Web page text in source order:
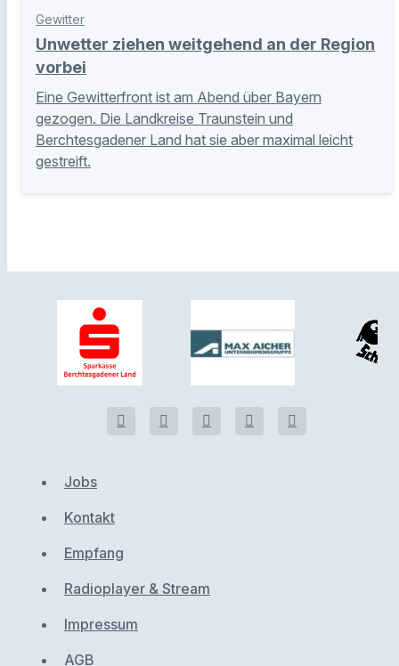
Gewitter
Unwetter ziehen weitgehend an der Region
vorbei
Eine Gewitterfront ist am Abend über Bayern
gezogen. Die Landkreise Traunstein und
Berchtesgadener Land hat sie aber maximal leicht
gestreift.
Jobs
Kontakt
Empfang
Radioplayer & Stream
Impressum
AGB